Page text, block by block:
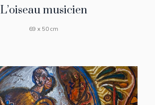
L’oiseau musicien
69 x 50 cm